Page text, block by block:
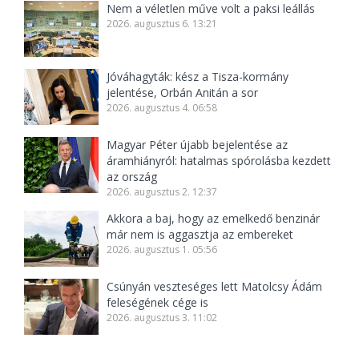
Nem a véletlen műve volt a paksi leállás
2026. augusztus 6. 13:21
Jóváhagyták: kész a Tisza-kormány
jelentése, Orbán Anitán a sor
2026. augusztus 4. 06:58
Magyar Péter újabb bejelentése az
áramhiányról: hatalmas spórolásba kezdett
az ország
2026. augusztus 2. 12:37
Akkora a baj, hogy az emelkedő benzinár
már nem is aggasztja az embereket
2026. augusztus 1. 05:56
Csúnyán veszteséges lett Matolcsy Ádám
feleségének cége is
2026. augusztus 3. 11:02